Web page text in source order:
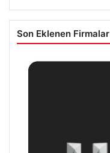
Son Eklenen Firmalar